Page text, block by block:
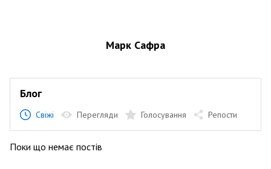
Марк Сафра
Блог
Свіжі Перегляди Голосування Репости
Поки що немає постів